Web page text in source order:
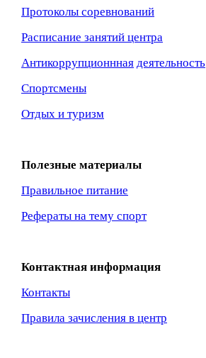
Протоколы соревнований
Расписание занятий центра
Антикоррупционнная деятельность
Спортсмены
Отдых и туризм
Полезные материалы
Правильное питание
Рефераты на тему спорт
Контактная информация
Контакты
Правила зачисления в центр